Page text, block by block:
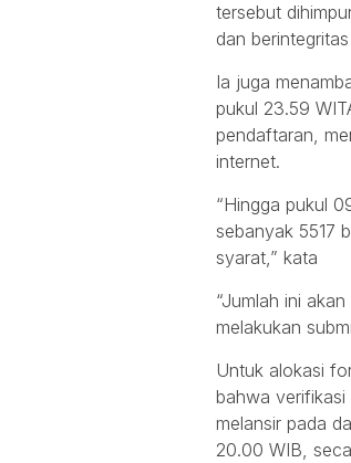
tersebut
dan
Ia juga
pukul 23.59
pendaftaran,
internet.
“Hingga pukul
sebanyak 5517
syarat,” kata
“Jumlah ini
melakukan
Untuk alokasi
bahwa verifikasi
melansir pada
20.00 WIB,